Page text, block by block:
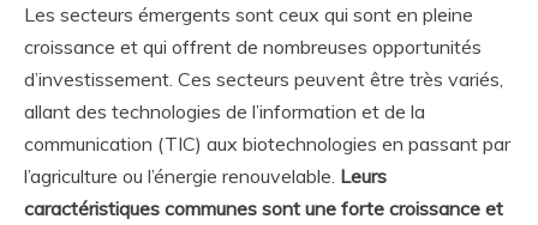
Les secteurs émergents sont ceux qui sont en pleine
croissance et qui offrent de nombreuses opportunités
d’investissement. Ces secteurs peuvent être très variés,
allant des technologies de l’information et de la
communication (TIC) aux biotechnologies en passant par
l’agriculture ou l’énergie renouvelable. Leurs
caractéristiques communes sont une forte croissance et